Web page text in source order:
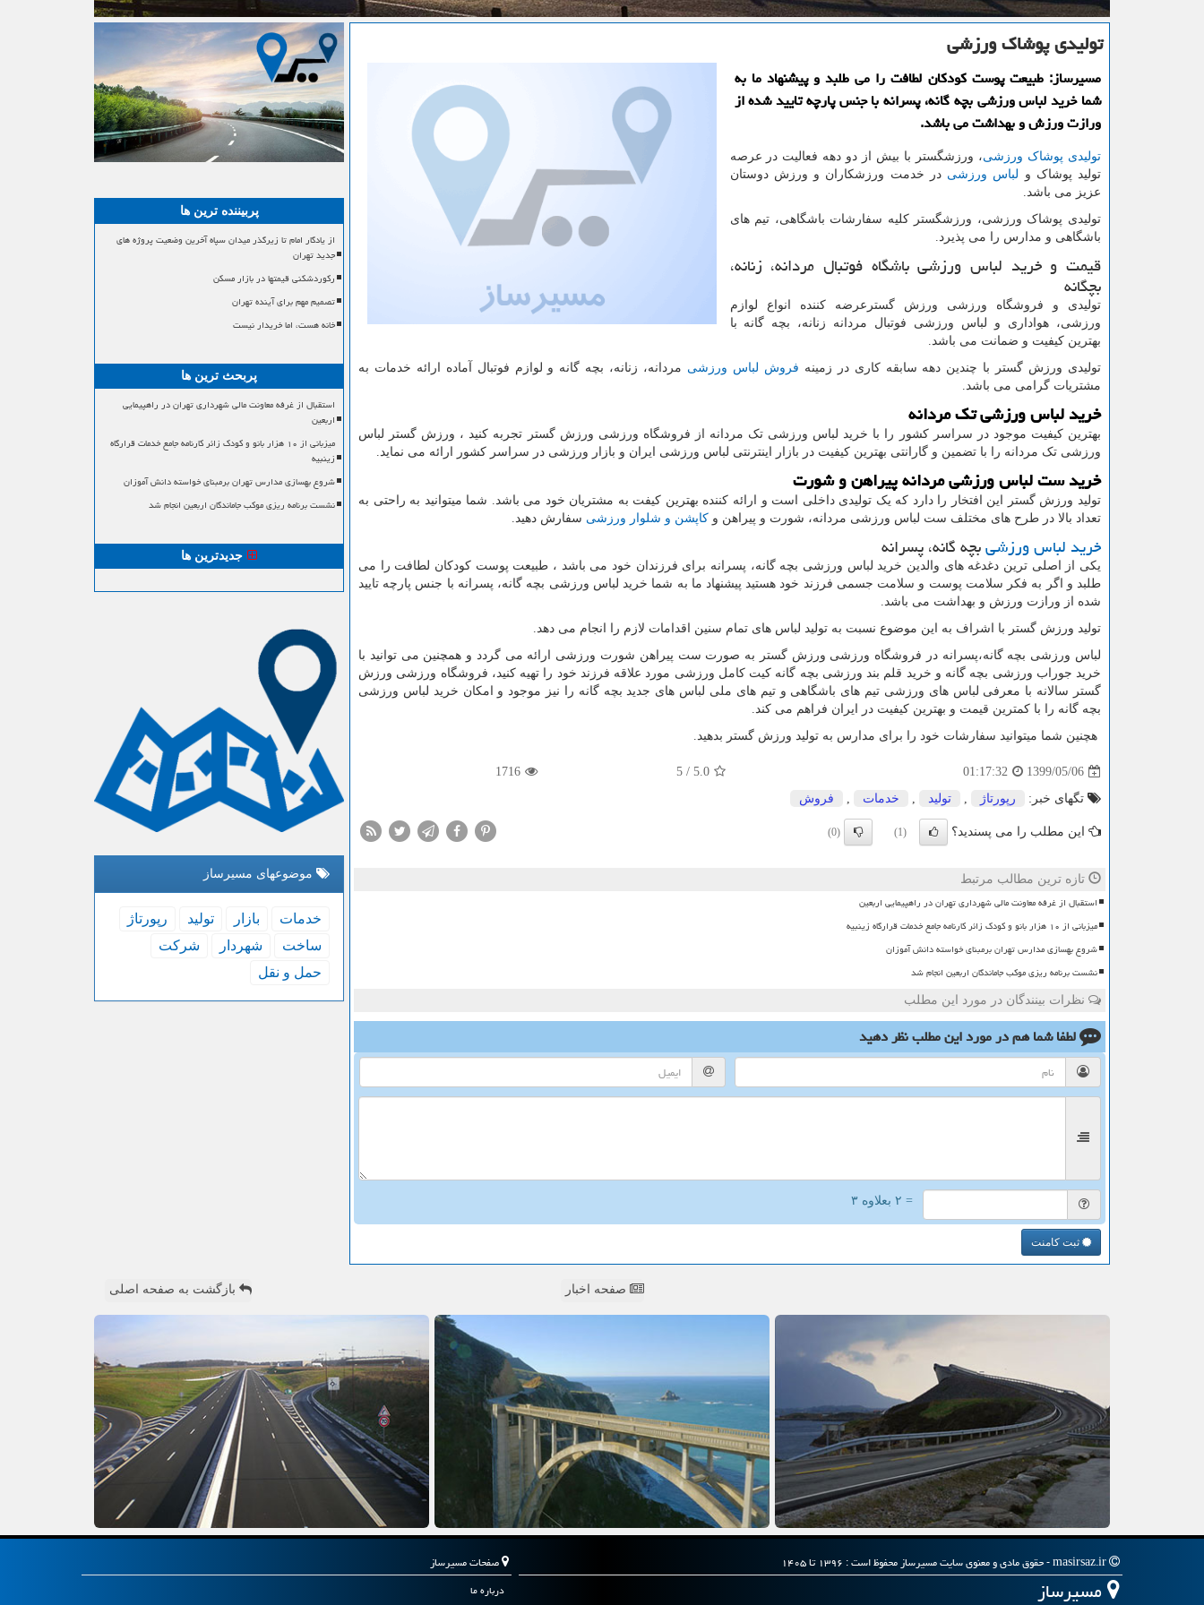
تولیدی پوشاك ورزشی
مسیرساز: طبیعت پوست كودكان لطافت را می طلبد و پیشنهاد ما به
شما خرید لباس ورزشی بچه گانه، پسرانه با جنس پارچه تایید شده از
ورازت ورزش و بهداشت می باشد.
تولیدی پوشاک ورزشی، ورزشگستر با بیش از دو دهه فعالیت در عرصه
تولید پوشاک و لباس ورزشی در خدمت ورزشکاران و ورزش دوستان
عزیز می باشد.
تولیدی پوشاک ورزشی، ورزشگستر کلیه سفارشات باشگاهی، تیم های
باشگاهی و مدارس را می پذیرد.
قیمت و خرید لباس ورزشی باشگاه فوتبال مردانه، زنانه،
بچگانه
تولیدی و فروشگاه ورزشی ورزش گسترعرضه کننده انواع لوازم
ورزشی، هواداری و لباس ورزشی فوتبال مردانه زنانه، بچه گانه با
بهترین کیفیت و ضمانت می باشد.
تولیدی ورزش گستر با چندین دهه سابقه کاری در زمینه فروش لباس ورزشی مردانه، زنانه، بچه گانه و لوازم فوتبال آماده ارائه خدمات به
مشتریات گرامی می باشد.
خرید لباس ورزشی تک مردانه
بهترین کیفیت موجود در سراسر کشور را با خرید لباس ورزشی تک مردانه از فروشگاه ورزشی ورزش گستر تجربه کنید ، ورزش گستر لباس
ورزشی تک مردانه را با تضمین و گارانتی بهترین کیفیت در بازار اینترنتی لباس ورزشی ایران و بازار ورزشی در سراسر کشور ارائه می نماید.
خرید ست لباس ورزشی مردانه پیراهن و شورت
تولید ورزش گستر این افتخار را دارد که یک تولیدی داخلی است و ارائه کننده بهترین کیفت به مشتریان خود می باشد. شما میتوانید به راحتی به
تعداد بالا در طرح های مختلف ست لباس ورزشی مردانه، شورت و پیراهن و کاپشن و شلوار ورزشی سفارش دهید.
خرید لباس ورزشیبچه گانه، پسرانه
یکی از اصلی ترین دغدغه های والدین خرید لباس ورزشی بچه گانه، پسرانه برای فرزندان خود می باشد ، طبیعت پوست کودکان لطافت را می
طلبد و اگر به فکر سلامت پوست و سلامت جسمی فرزند خود هستید پیشنهاد ما به شما خرید لباس ورزشی بچه گانه، پسرانه با جنس پارچه تایید
شده از ورازت ورزش و بهداشت می باشد.
تولید ورزش گستر با اشراف به این موضوع نسبت به تولید لباس های تمام سنین اقدامات لازم را انجام می دهد.
لباس ورزشی بچه گانه،پسرانه در فروشگاه ورزشی ورزش گستر به صورت ست پیراهن شورت ورزشی ارائه می گردد و همچنین می توانید با
خرید جوراب ورزشی بچه گانه و خرید قلم بند ورزشی بچه گانه کیت کامل ورزشی مورد علاقه فرزند خود را تهیه کنید، فروشگاه ورزشی ورزش
گستر سالانه با معرفی لباس های ورزشی تیم های باشگاهی و تیم های ملی لباس های جدید بچه گانه را نیز موجود و امکان خرید لباس ورزشی
بچه گانه را با کمترین قیمت و بهترین کیفیت در ایران فراهم می کند.
هچنین شما میتوانید سفارشات خود را برای مدارس به تولید ورزش گستر بدهید.
1399/05/06
01:17:32
5.0
/
5
1716
تگهای خبر: رپورتاژ , تولید , خدمات , فروش
این مطلب را می پسندید؟ (1)
(0)
تازه ترین مطالب مرتبط
استقبال از غرفه معاونت مالی شهرداری تهران در راهپیمایی اربعین
میزبانی از ۱۰ هزار بانو و کودک زائر کارنامه جامع خدمات قرارگاه زینبیه
شروع بهسازی مدارس تهران برمبنای خواسته دانش آموزان
نشست برنامه ریزی موکب جاماندگان اربعین انجام شد
نظرات بینندگان در مورد این مطلب
لطفا شما همدر مورد این مطلبنظر دهید
= ۲ بعلاوه ۳
ثبت کامنت
پربیننده ترین ها
از یادگار امام تا زیرگذر میدان سپاه آخرین وضعیت پروژه های
جدید تهران
رکوردشکنی قیمتها در بازار مسکن
تصمیم مهم برای آینده تهران
خانه هست، اما خریدار نیست
پربحث ترین ها
استقبال از غرفه معاونت مالی شهرداری تهران در راهپیمایی
اربعین
میزبانی از ۱۰ هزار بانو و کودک زائر کارنامه جامع خدمات قرارگاه
زینبیه
شروع بهسازی مدارس تهران برمبنای خواسته دانش آموزان
نشست برنامه ریزی موکب جاماندگان اربعین انجام شد
جدیدترین ها
موضوعهای مسیرساز
خدمات بازار تولید
رپورتاژ
ساخت
شهردار
شركت
حمل و نقل
صفحه اخبار بازگشت به صفحه اصلی
مسیرساز
صفحات مسیرساز
درباره ما